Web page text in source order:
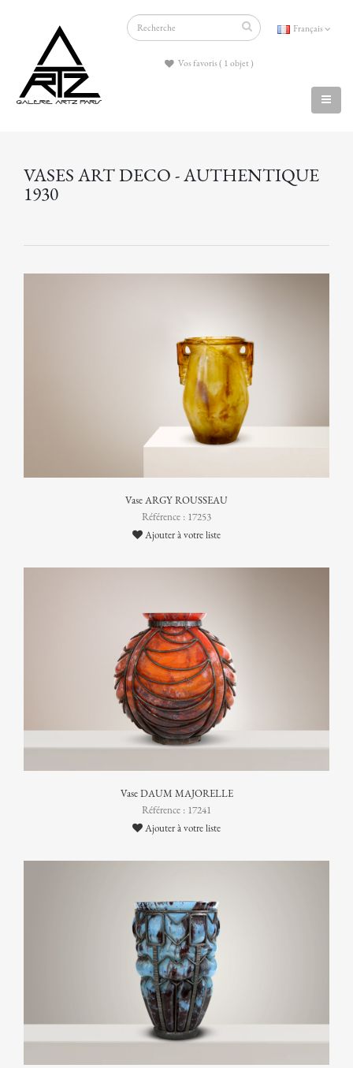
Français
Vos favoris ( 1 objet )
VASES ART DECO - AUTHENTIQUE
1930
Vase ARGY ROUSSEAU
Référence : 17253
Ajouter à votre liste
Vase DAUM MAJORELLE
Référence : 17241
Ajouter à votre liste